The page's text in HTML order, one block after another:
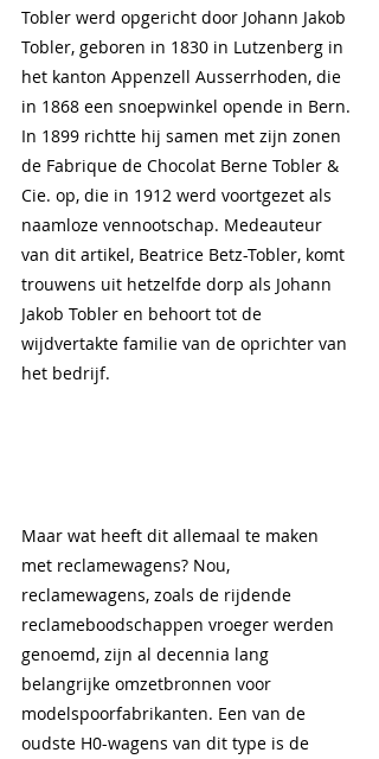
Tobler werd opgericht door Johann Jakob
Tobler, geboren in 1830 in Lutzenberg in
het kanton Appenzell Ausserrhoden, die
in 1868 een snoepwinkel opende in Bern.
In 1899 richtte hij samen met zijn zonen
de Fabrique de Chocolat Berne Tobler &
Cie. op, die in 1912 werd voortgezet als
naamloze vennootschap. Medeauteur
van dit artikel, Beatrice Betz-Tobler, komt
trouwens uit hetzelfde dorp als Johann
Jakob Tobler en behoort tot de
wijdvertakte familie van de oprichter van
het bedrijf.
Maar wat heeft dit allemaal te maken
met reclamewagens? Nou,
reclamewagens, zoals de rijdende
reclameboodschappen vroeger werden
genoemd, zijn al decennia lang
belangrijke omzetbronnen voor
modelspoorfabrikanten. Een van de
oudste H0-wagens van dit type is de